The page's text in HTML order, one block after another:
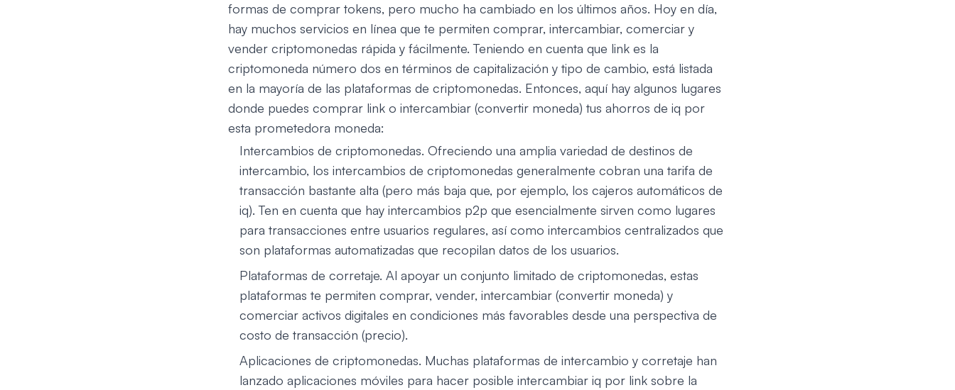
formas de comprar tokens, pero mucho ha cambiado en los últimos años. Hoy en día,
hay muchos servicios en línea que te permiten comprar, intercambiar, comerciar y
vender criptomonedas rápida y fácilmente. Teniendo en cuenta que link es la
criptomoneda número dos en términos de capitalización y tipo de cambio, está listada
en la mayoría de las plataformas de criptomonedas. Entonces, aquí hay algunos lugares
donde puedes comprar link o intercambiar (convertir moneda) tus ahorros de iq por
esta prometedora moneda:
Intercambios de criptomonedas. Ofreciendo una amplia variedad de destinos de
intercambio, los intercambios de criptomonedas generalmente cobran una tarifa de
transacción bastante alta (pero más baja que, por ejemplo, los cajeros automáticos de
iq). Ten en cuenta que hay intercambios p2p que esencialmente sirven como lugares
para transacciones entre usuarios regulares, así como intercambios centralizados que
son plataformas automatizadas que recopilan datos de los usuarios.
Plataformas de corretaje. Al apoyar un conjunto limitado de criptomonedas, estas
plataformas te permiten comprar, vender, intercambiar (convertir moneda) y
comerciar activos digitales en condiciones más favorables desde una perspectiva de
costo de transacción (precio).
Aplicaciones de criptomonedas. Muchas plataformas de intercambio y corretaje han
lanzado aplicaciones móviles para hacer posible intercambiar iq por link sobre la